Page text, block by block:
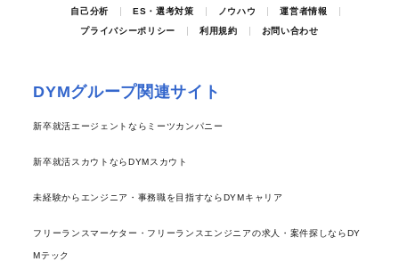
自己分析
ES・選考対策 ノウハウ
運営者情報
プライバシーポリシー
利用規約 お問い合わせ
DYMグループ関連サイト
新卒就活エージェントならミーツカンパニー
新卒就活スカウトならDYMスカウト
未経験からエンジニア・事務職を目指すならDYMキャリア
フリーランスマーケター・フリーランスエンジニアの求人・案件探しならDY
Mテック